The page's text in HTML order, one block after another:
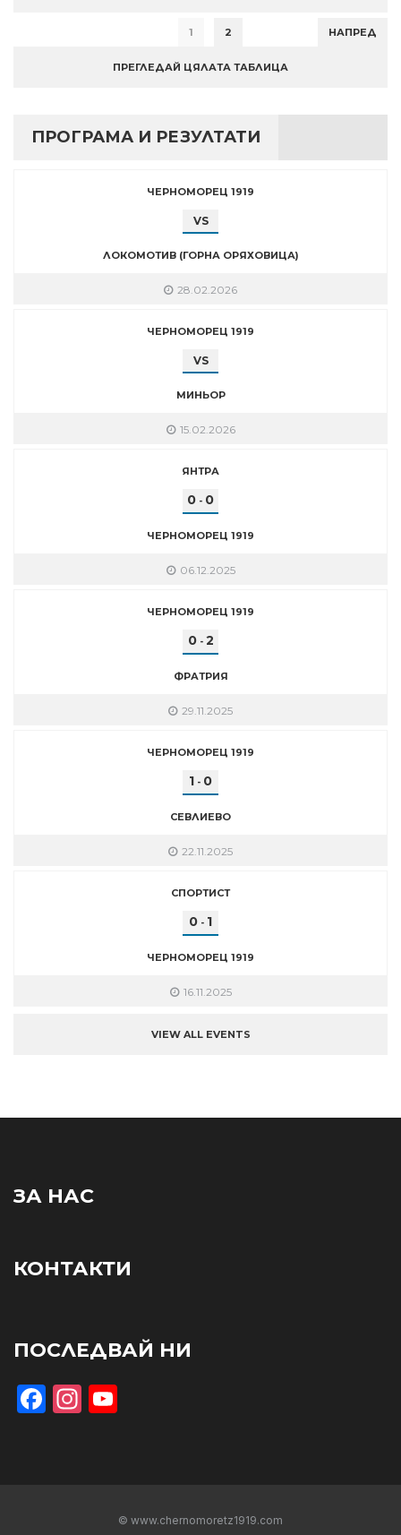
1 2 НАПРЕД
ПРЕГЛЕДАЙ ЦЯЛАТА ТАБЛИЦА
ПРОГРАМА И РЕЗУЛТАТИ
ЧЕРНОМОРЕЦ 1919
VS
ЛОКОМОТИВ (ГОРНА ОРЯХОВИЦА)
28.02.2026
ЧЕРНОМОРЕЦ 1919
VS
МИНЬОР
15.02.2026
ЯНТРА
0 - 0
ЧЕРНОМОРЕЦ 1919
06.12.2025
ЧЕРНОМОРЕЦ 1919
0- 2
ФРАТРИЯ
29.11.2025
ЧЕРНОМОРЕЦ 1919
1 - 0
СЕВЛИЕВО
22.11.2025
СПОРТИСТ
0 - 1
ЧЕРНОМОРЕЦ 1919
16.11.2025
VIEW ALL EVENTS
ЗА НАС
КОНТАКТИ
ПОСЛЕДВАЙ НИ
Facebook
Instagram
© www.chernomoretz1919.com